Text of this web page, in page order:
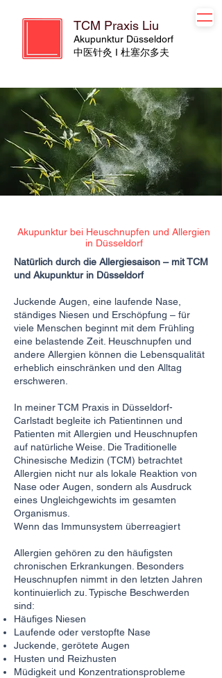
TCM Praxis Liu
Akupunktur Düsseldorf
​​中医针灸 I 杜塞尔多夫
Akupunktur bei Heuschnupfen und Allergien
in Düsseldorf
Natürlich durch die Allergiesaison – mit TCM
und Akupunktur in Düsseldorf
Juckende Augen, eine laufende Nase,
ständiges Niesen und Erschöpfung – für
viele Menschen beginnt mit dem Frühling
eine belastende Zeit. Heuschnupfen und
andere Allergien können die Lebensqualität
erheblich einschränken und den Alltag
erschweren.
In meiner TCM Praxis in Düsseldorf-
Carlstadt begleite ich Patientinnen und
Patienten mit Allergien und Heuschnupfen
auf natürliche Weise. Die Traditionelle
Chinesische Medizin (TCM) betrachtet
Allergien nicht nur als lokale Reaktion von
Nase oder Augen, sondern als Ausdruck
eines Ungleichgewichts im gesamten
Organismus.
Wenn das Immunsystem überreagiert
Allergien gehören zu den häufigsten
chronischen Erkrankungen. Besonders
Heuschnupfen nimmt in den letzten Jahren
kontinuierlich zu. Typische Beschwerden
sind:
Häufiges Niesen
Laufende oder verstopfte Nase
Juckende, gerötete Augen
Husten und Reizhusten
Müdigkeit und Konzentrationsprobleme